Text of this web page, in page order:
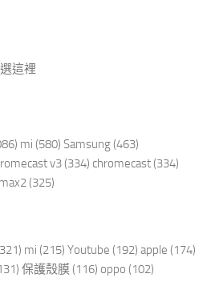
這裡
mi (580) Samsung (463)
v3 (334) chromecast (334)
(325)
mi (215) Youtube (192) apple (174)
保護殼膜 (116) oppo (102)